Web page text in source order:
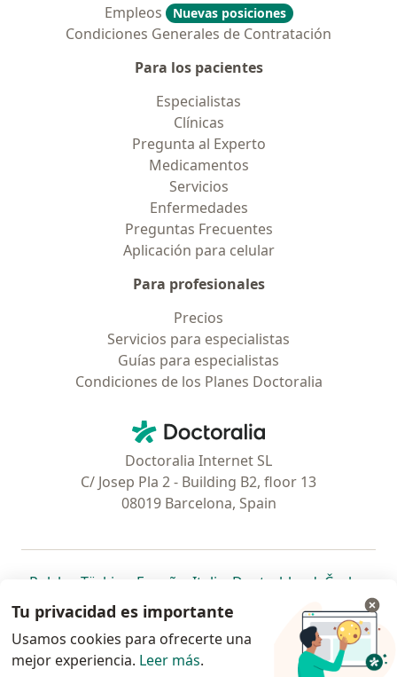
Empleos
Nuevas posiciones
Condiciones Generales de Contratación
Para los pacientes
Especialistas
Clínicas
Pregunta al Experto
Medicamentos
Servicios
Enfermedades
Preguntas Frecuentes
Aplicación para celular
Para profesionales
Precios
Servicios para especialistas
Guías para especialistas
Condiciones de los Planes Doctoralia
Doctoralia - Página de inicio
Doctoralia Internet SL
C/ Josep Pla 2 - Building B2, floor 13
08019 Barcelona, Spain
Polska se abre en una nueva pestaña
Türkiye se abre en una nueva pestaña
España se abre en una nueva pestaña
Italia se abre en una nueva
Deutschlandse abre en
Česko
Portugal
se abre en una nueva pestaña
México se abre en una nueva pestaña
Chile se abre en una nueva pestaña
Brasil se abre en una nueva
se abre en
se
se abre en una nueva
www.doctoralia.pe © 2026 - Encuentra tu
Tu privacidad es importante
Usamos cookies para ofrecerte una
mejor experiencia. Leer más.